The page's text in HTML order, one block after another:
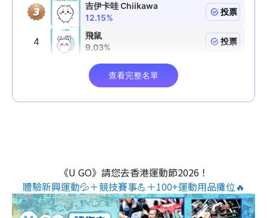
《U GO》請您去香港運動節2026！
體驗新興運動💦＋競技賽事💪＋100+運動用品攤位🔥